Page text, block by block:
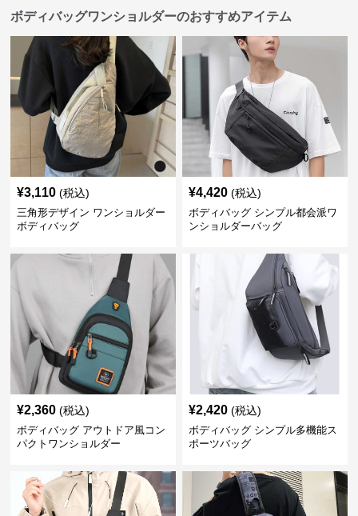
ボディバッグワンショルダーのおすすめアイテム
¥3,110 (税込)
三角形デザイン ワンショルダー
ボディバッグ
¥4,420 (税込)
ボディバッグ シンプル都会派ワ
ンショルダーバッグ
¥2,360 (税込)
ボディバッグ アウトドア風コン
パクトワンショルダー
¥2,420 (税込)
ボディバッグ シンプル多機能ス
ポーツバッグ